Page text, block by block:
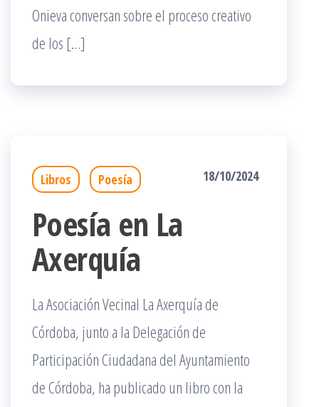
Onieva conversan sobre el proceso creativo
de los […]
Libros Poesía 18/10/2024
Poesía en La
Axerquía
La Asociación Vecinal La Axerquía de
Córdoba, junto a la Delegación de
Participación Ciudadana del Ayuntamiento
de Córdoba, ha publicado un libro con la